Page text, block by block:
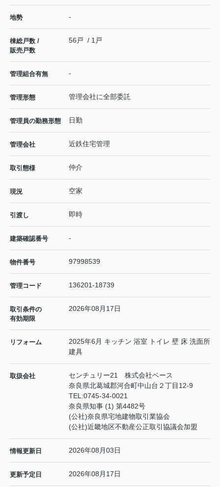
地勢 -
棟総戸数 /
販売戸数
56戸 / 1戸
管理組合有無 -
管理形態 管理会社に全部委託
管理員の勤務形態 日勤
管理会社 近鉄住宅管理
取引態様 仲介
現況 空家
引渡し 即時
建築確認番号 -
物件番号 97998539
管理コード 136201-18739
取引条件の
有効期限
2026年08月17日
リフォーム
2025年6月 キッチン 浴室 トイレ 壁 床 洗面所
建具
取扱会社
センチュリー21 株式会社ベース
奈良県北葛城郡河合町中山台２丁目12-9
TEL:0745-34-0021
奈良県知事 (1) 第4482号
(公社)奈良県宅地建物取引業協会
(公社)近畿地区不動産公正取引協議会加盟
情報更新日 2026年08月03日
更新予定日 2026年08月17日